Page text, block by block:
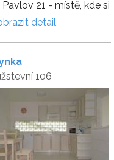
21 - místě, kde si
detail
106